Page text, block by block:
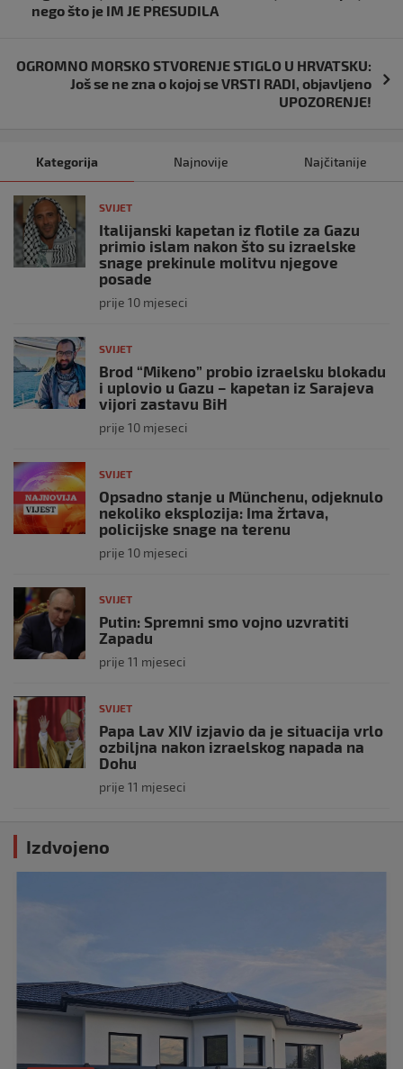
nego što je IM JE PRESUDILA
OGROMNO MORSKO STVORENJE STIGLO U HRVATSKU:
Još se ne zna o kojoj se VRSTI RADI, objavljeno
UPOZORENJE!
Kategorija Najnovije Najčitanije
SVIJET
Italijanski kapetan iz flotile za Gazu
primio islam nakon što su izraelske
snage prekinule molitvu njegove
posade
prije 10 mjeseci
SVIJET
Brod “Mikeno” probio izraelsku blokadu
i uplovio u Gazu – kapetan iz Sarajeva
vijori zastavu BiH
prije 10 mjeseci
SVIJET
Opsadno stanje u Münchenu, odjeknulo
nekoliko eksplozija: Ima žrtava,
policijske snage na terenu
prije 10 mjeseci
SVIJET
Putin: Spremni smo vojno uzvratiti
Zapadu
prije 11 mjeseci
SVIJET
Papa Lav XIV izjavio da je situacija vrlo
ozbiljna nakon izraelskog napada na
Dohu
prije 11 mjeseci
Izdvojeno